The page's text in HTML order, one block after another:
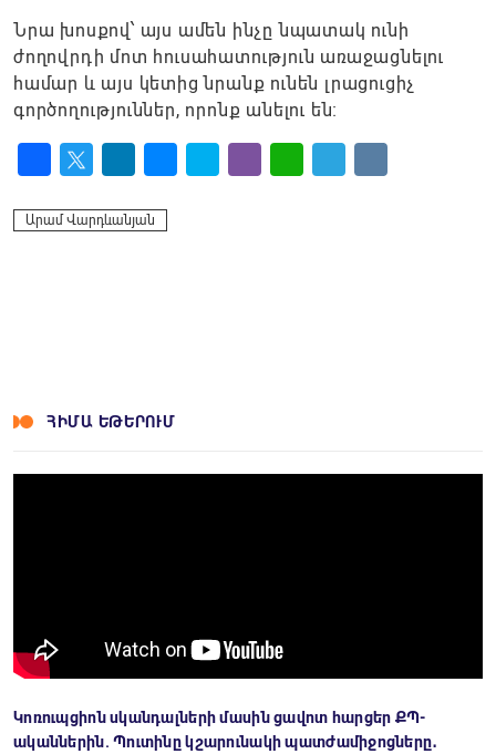
Նրա խոսքով՝ այս ամեն ինչը նպատակ ունի
ժողովրդի մոտ հուսահատություն առաջացնելու
համար և այս կետից նրանք ունեն լրացուցիչ
գործողություններ, որոնք անելու են։
Արամ Վարդևանյան
ՀԻՄԱ ԵԹԵՐՈՒՄ
Կոռուպցիոն սկանդալների մասին ցավոտ հարցեր ՔՊ-
ականներին. Պուտինը կշարունակի պատժամիջոցները․